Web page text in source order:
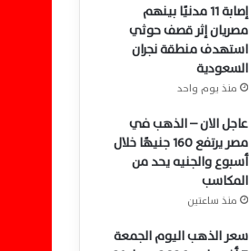
إصابة 11 مدنيًا بينهم
مصريان إثر قصف حوثي
استهدف منطقة نجران
السعودية
منذ يوم واحد
عاجل الان – الذهب في
مصر يرتفع 160 جنيهًا خلال
أسبوع والجنيه يحد من
المكاسب
منذ ساعتين
سعر الذهب اليوم الجمعة